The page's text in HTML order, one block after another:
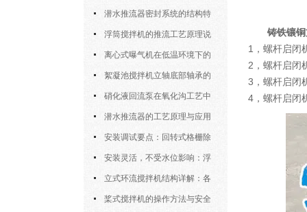
潜水推流器密封系统的结构特
点与渗漏故障处理
浮筒搅拌机的推流工艺原理说
明 离心式曝气机在低温环境下的
运行特性与防冻措施
絮凝池搅拌机立轴底部轴承的
密封防水与免维护设计
硝化液回流泵在氧化沟工艺中
的布置位置对回流效果的影响
潜水推流器的工艺原理与应用
逻辑安装调试要点：回转式格栅除
污机的土建配合要求与水平度校准
安装灵活，不受水位影响：浮
筒式曝气机的结构优势与适用场景
立式环流搅拌机结构详解：各
部件的功能与协同
桨式搅拌机的操作方法与安全
铸铁镶
1，螺杆启闭
2，螺杆启闭
3，螺杆启闭
4，螺杆启闭